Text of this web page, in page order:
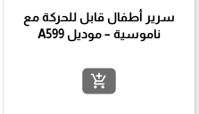
سرير أطفال قابل للحركة مع
ناموسية – موديل A599
add_shopping_cart